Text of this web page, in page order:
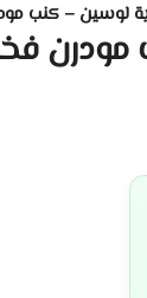
لوسين – كنب
مودرن